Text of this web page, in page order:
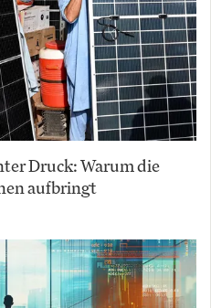
Druck: Warum die
aufbringt